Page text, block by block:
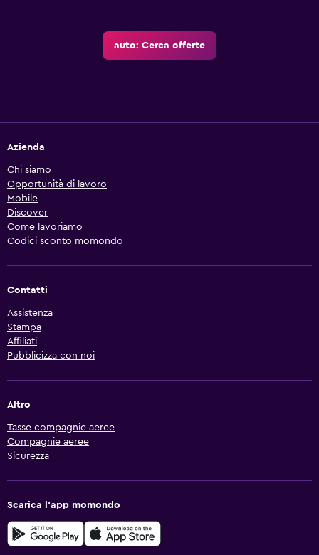
auto: Cerca offerte
Azienda
Chi siamo
Opportunità di lavoro
Mobile
Discover
Come lavoriamo
Codici sconto momondo
Contatti
Assistenza
Stampa
Affiliati
Pubblicizza con noi
Altro
Tasse compagnie aeree
Compagnie aeree
Sicurezza
Scarica l'app momondo